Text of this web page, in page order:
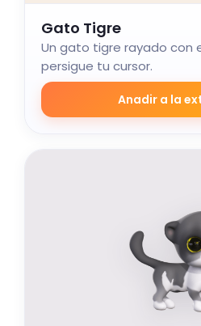
Gato Tigre
Un gato tigre rayado con
persigue tu cursor.
Anadir a la